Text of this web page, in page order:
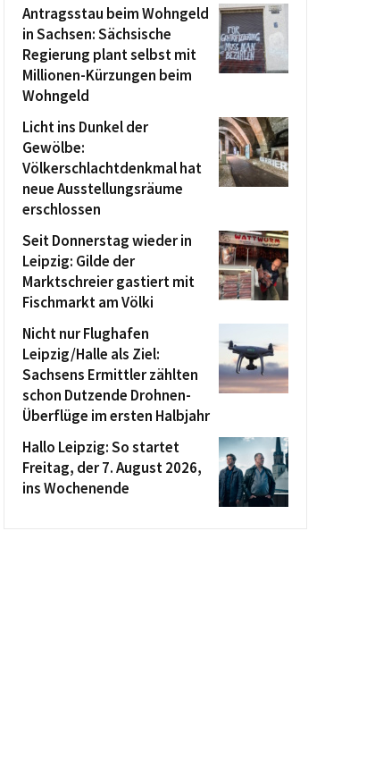
Antragsstau beim Wohngeld
in Sachsen: Sächsische
Regierung plant selbst mit
Millionen-Kürzungen beim
Wohngeld
Licht ins Dunkel der
Gewölbe:
Völkerschlachtdenkmal hat
neue Ausstellungsräume
erschlossen
Seit Donnerstag wieder in
Leipzig: Gilde der
Marktschreier gastiert mit
Fischmarkt am Völki
Nicht nur Flughafen
Leipzig/Halle als Ziel:
Sachsens Ermittler zählten
schon Dutzende Drohnen-
Überflüge im ersten Halbjahr
Hallo Leipzig: So startet
Freitag, der 7. August 2026,
ins Wochenende